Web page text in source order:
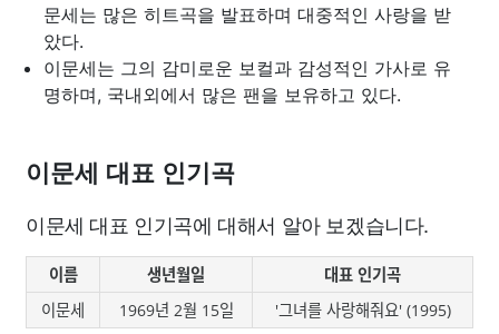
문세는 많은 히트곡을 발표하며 대중적인 사랑을 받
았다.
이문세는 그의 감미로운 보컬과 감성적인 가사로 유
명하며, 국내외에서 많은 팬을 보유하고 있다.
이문세 대표 인기곡
이문세 대표 인기곡에 대해서 알아 보겠습니다.
이름 생년월일
대표 인기곡
이문세
1969년 2월 15일 '그녀를 사랑해줘요' (1995)